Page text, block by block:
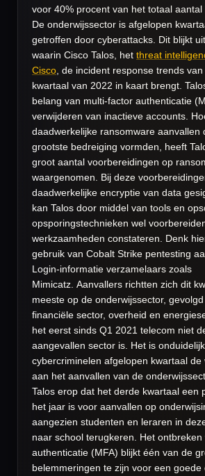
voor 40% procent van het totaal aantal
De onderwijssector is afgelopen
getroffen door cyberattacks. Dit blijkt
waarin Cisco Talos, het threat
Cisco , de incident response trends
kwartaal van 2022 in kaart brengt.
belang van multi-factor authenticatie
verwijderen van inactieve accounts.
daadwerkelijke ransomware aanvallen
grootste bedreiging vormden, heeft
groot aantal voorbereidingen op
waargenomen. Bij deze
daadwerkelijke encryptie van data
kan Talos door middel van tools en
opsporingstechnieken wel
werkzaamheden constateren. Denk
gebruik van Cobalt Strike pentesting
Login-informatie verzamelaars zoals
Mimicatz. Aanvallers richtten zich dit
meeste op de onderwijssector,
financiële sector, overheid en
het eerst sinds Q1 2021 telecom niet
aangevallen sector is. Het is
cybercriminelen afgelopen kwartaal de
aan het aanvallen van de
Talos erop dat het derde kwartaal een
het jaar is voor aanvallen op
aangezien studenten en leraren in
naar school terugkeren. Het
authenticatie (MFA) blijkt één van de
belemmeringen te zijn voor een goede